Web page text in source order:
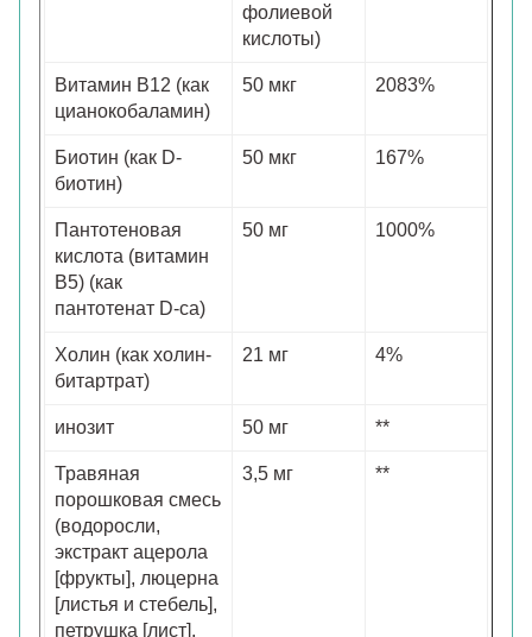
фолиевой
кислоты)
Витамин B12 (как
цианокобаламин)
50 мкг 2083%
Биотин (как D-
биотин)
50 мкг 167%
Пантотеновая
кислота (витамин
B5) (как
пантотенат D-ca)
50 мг 1000%
Холин (как холин-
битартрат)
21 мг 4%
инозит 50 мг **
Травяная
порошковая смесь
(водоросли,
экстракт ацерола
[фрукты], люцерна
[листья и стебель],
петрушка [лист],
3,5 мг **